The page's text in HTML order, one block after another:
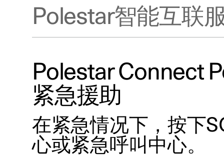
探索Polestar 2
探索Polestar 4
探索充电
可持续性
新闻
Polestar智能互联
Polestar Connect
紧急援助
在紧急情况下，按下
心或紧急呼叫中心。